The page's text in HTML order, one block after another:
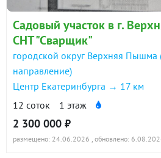
Садовый участок в г.
СНТ "Сварщик"
городской округ Верхняя Пышма
направление)
Центр Екатеринбурга → 17 км
12 соток
1 этаж
2 300 000 ₽
размещено: 24.06.2026 , обновлено: